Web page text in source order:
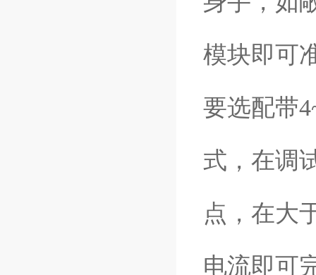
模块即可
要选配带
式，在调
点，在大
电流即可